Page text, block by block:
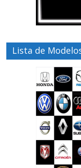
Lista de